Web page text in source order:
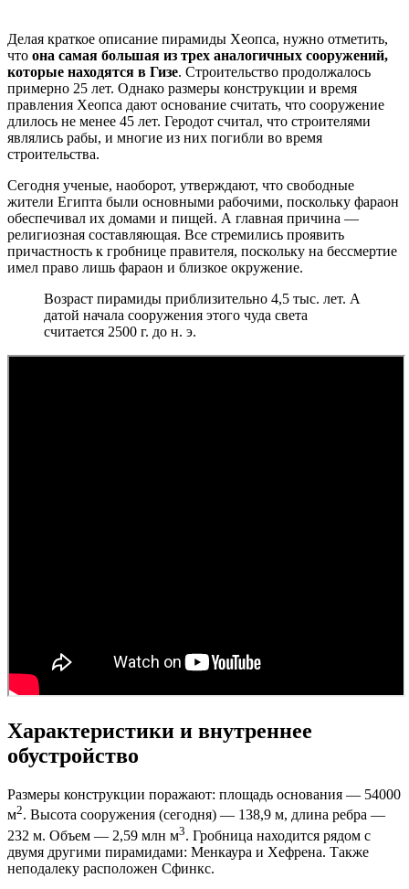
Делая краткое описание пирамиды Хеопса, нужно отметить,
что она самая большая из трех аналогичных сооружений,
которые находятся в Гизе. Строительство продолжалось
примерно 25 лет. Однако размеры конструкции и время
правления Хеопса дают основание считать, что сооружение
длилось не менее 45 лет. Геродот считал, что строителями
являлись рабы, и многие из них погибли во время
строительства.
Сегодня ученые, наоборот, утверждают, что свободные
жители Египта были основными рабочими, поскольку фараон
обеспечивал их домами и пищей. А главная причина —
религиозная составляющая. Все стремились проявить
причастность к гробнице правителя, поскольку на бессмертие
имел право лишь фараон и близкое окружение.
Возраст пирамиды приблизительно 4,5 тыс. лет. А
датой начала сооружения этого чуда света
считается 2500 г. до н. э.
Характеристики и внутреннее
обустройство
Размеры конструкции поражают: площадь основания — 54000
м2. Высота сооружения (сегодня) — 138,9 м, длина ребра —
232 м. Объем — 2,59 млн м3. Гробница находится рядом с
двумя другими пирамидами: Менкаура и Хефрена. Также
неподалеку расположен Сфинкс.